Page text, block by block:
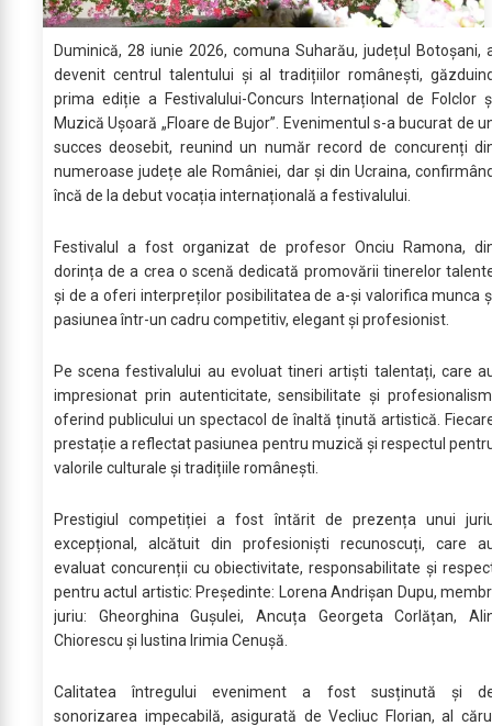
Duminică, 28 iunie 2026, comuna Suharău, județul Botoșani,
devenit centrul talentului și al tradițiilor românești,
prima ediție a Festivalului-Concurs Internațional de Folclor
Muzică Ușoară „Floare de Bujor”. Evenimentul s-a bucurat de
succes deosebit, reunind un număr record de concurenți
numeroase județe ale României, dar și din Ucraina,
încă de la debut vocația internațională a festivalului.
Festivalul a fost organizat de profesor Onciu Ramona,
dorința de a crea o scenă dedicată promovării tinerelor
și de a oferi interpreților posibilitatea de a-și valorifica munca
pasiunea într-un cadru competitiv, elegant și profesionist.
Pe scena festivalului au evoluat tineri artiști talentați, care
impresionat prin autenticitate, sensibilitate și
oferind publicului un spectacol de înaltă ținută artistică.
prestație a reflectat pasiunea pentru muzică și respectul
valorile culturale și tradițiile românești.
Prestigiul competiției a fost întărit de prezența unui
excepțional, alcătuit din profesioniști recunoscuți, care
evaluat concurenții cu obiectivitate, responsabilitate și
pentru actul artistic: Președinte: Lorena Andrișan Dupu,
juriu: Gheorghina Gușulei, Ancuța Georgeta Corlățan,
Chiorescu și Iustina Irimia Cenușă.
Calitatea întregului eveniment a fost susținută și
sonorizarea impecabilă, asigurată de Vecliuc Florian, al